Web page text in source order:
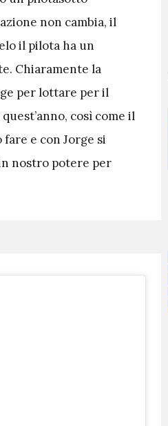
non cambia, il
il pilota ha un
Chiaramente la
per lottare per il
così come il
e con Jorge si
nostro potere per